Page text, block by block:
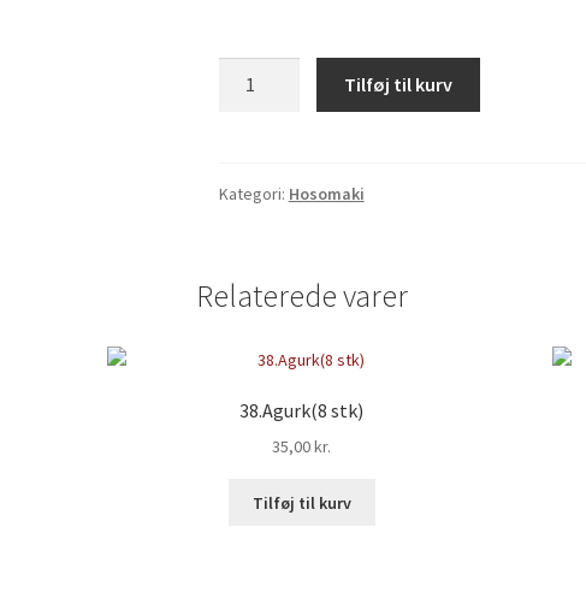
antal
Tilføj til kurv
Kategori: Hosomaki
Relaterede varer
38.Agurk(8 stk)
35,00kr.
Tilføj til kurv